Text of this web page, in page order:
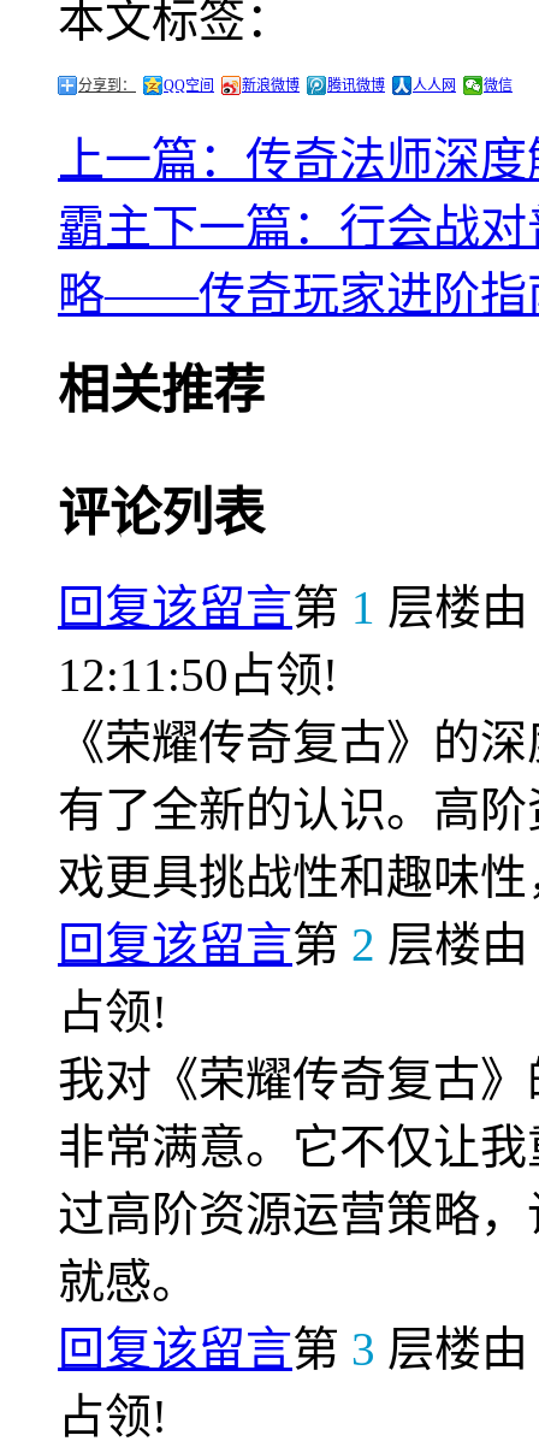
本文标签：
分享到： QQ空间 新浪微博 腾讯微博 人人网 微信
上一篇：传奇法师深
霸主下一篇：行会战
略——传奇玩家进阶指
相关推荐
评论列表
回复该留言第 1 层楼由
12:11:50占领!
《荣耀传奇复古》的
有了全新的认识。高
戏更具挑战性和趣味
回复该留言第 2 层楼由
占领!
我对《荣耀传奇复古
非常满意。它不仅让
过高阶资源运营策略
就感。
回复该留言第 3 层楼由
占领!